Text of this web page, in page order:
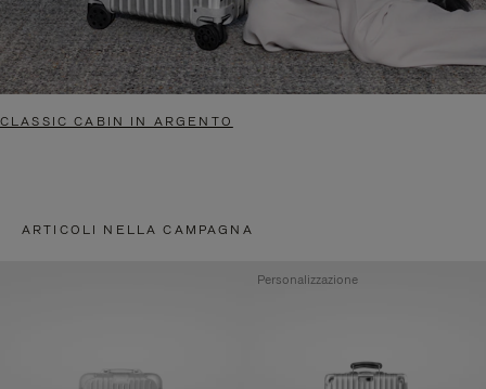
CLASSIC CABIN IN ARGENTO
ARTICOLI NELLA CAMPAGNA
Personalizzazione